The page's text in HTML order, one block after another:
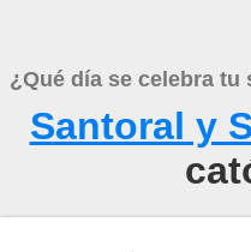
¿Qué día se celebra tu
Santoral y